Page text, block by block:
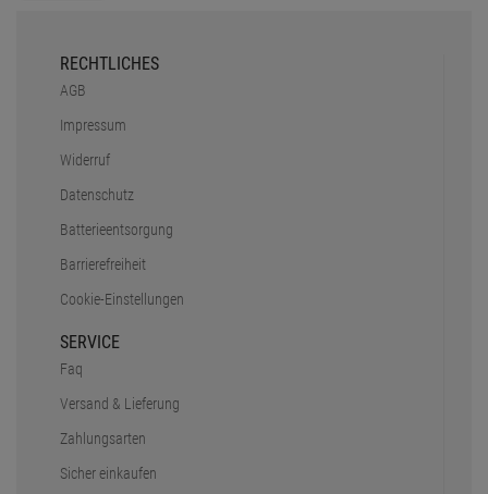
RECHTLICHES
AGB
Impressum
Widerruf
Datenschutz
Batterieentsorgung
Barrierefreiheit
Cookie-Einstellungen
SERVICE
Faq
Versand & Lieferung
Zahlungsarten
Sicher einkaufen